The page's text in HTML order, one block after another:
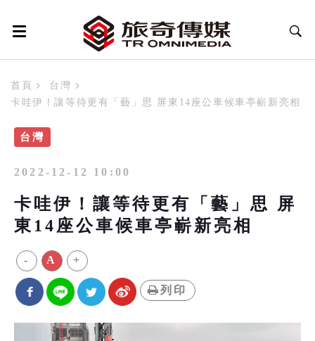
首頁
台灣
卡哇伊！讓等待更有「藝」思 屏東14座公車候車亭嶄新亮相
台灣
2022-12-12 10:00
卡哇伊！讓等待更有「藝」思 屏
東14座公車候車亭嶄新亮相
- A +
列印